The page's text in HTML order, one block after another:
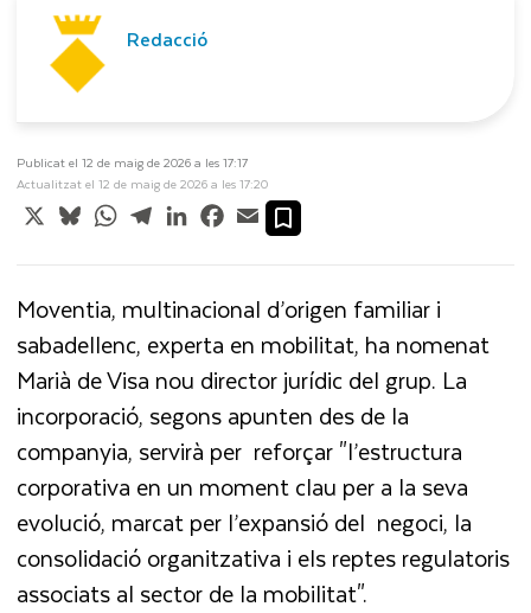
Redacció
Publicat el 12 de maig de 2026 a les 17:17
Actualitzat el 12 de maig de 2026 a les 17:20
X BlueskyWhatsApp
TelegramLinkedInFacebook
Email
Moventia, multinacional d’origen familiar i
sabadellenc, experta en mobilitat, ha nomenat
Marià de Visa nou director jurídic del grup. La
incorporació, segons apunten des de la
companyia, servirà per reforçar "l’estructura
corporativa en un moment clau per a la seva
evolució, marcat per l’expansió del negoci, la
consolidació organitzativa i els reptes regulatoris
associats al sector de la mobilitat".